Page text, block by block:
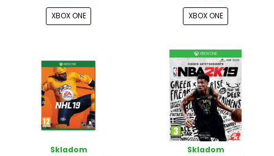
XBOX ONE XBOX ONE
Skladom
Skladom